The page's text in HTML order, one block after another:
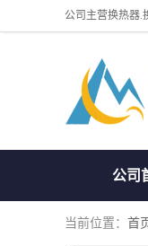
公司
当前位置： 首